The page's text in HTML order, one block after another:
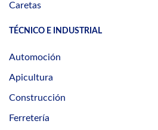
Caretas
TÉCNICO E INDUSTRIAL
Automoción
Apicultura
Construcción
Ferretería